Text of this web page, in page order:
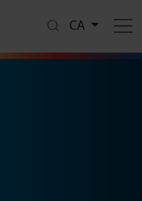
CA